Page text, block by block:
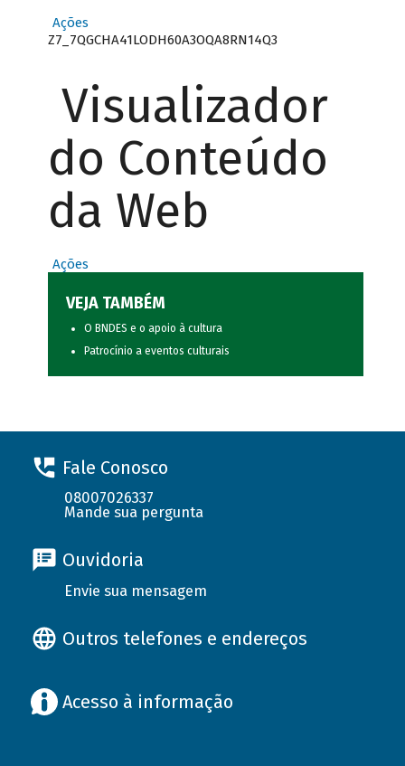
Ações
Z7_7QGCHA41LODH60A3OQA8RN14Q3
Visualizador
do Conteúdo
da Web
Ações
VEJA TAMBÉM
O BNDES e o apoio à cultura
Patrocínio a eventos culturais
Fale Conosco
08007026337
Mande sua pergunta
Ouvidoria
Envie sua mensagem
Outros telefones e endereços
Acesso à informação